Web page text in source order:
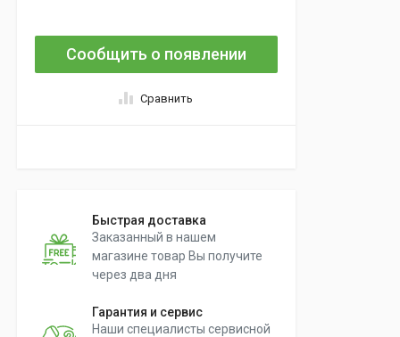
Сообщить о появлении
Сравнить
Быстрая доставка
Заказанный в нашем
магазине товар Вы получите
через два дня
Гарантия и сервис
Наши специалисты сервисной